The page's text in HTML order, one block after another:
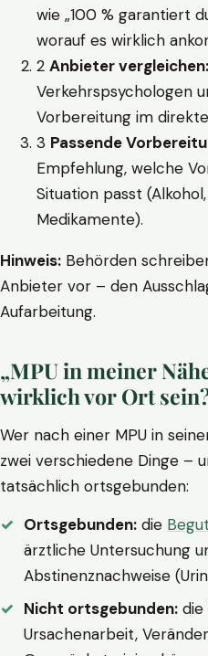
wie „100 % garantiert
worauf es wirklich
2 Anbieter vergleichen:
Verkehrspsychologen
Vorbereitung im
3 Passende
Empfehlung, welche
Situation passt
Medikamente).
Hinweis: Behörden
Anbieter vor – den
Aufarbeitung.
„MPU in meiner
wirklich vor Ort
Wer nach einer MPU in
zwei verschiedene Dinge –
tatsächlich ortsgebunden:
Ortsgebunden: die
ärztliche Untersuchung
Abstinenznachweise
Nicht ortsgebunden: die
Ursachenarbeit,